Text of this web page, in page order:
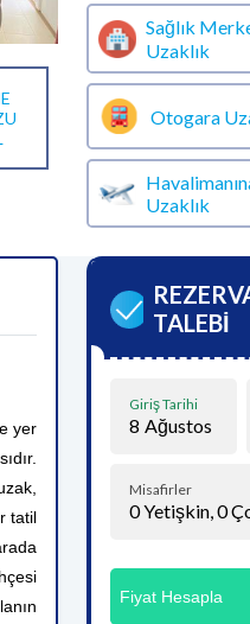
Sağlık
Uzaklık
Otogara
Uzaklık
yer
tatil
TALEBİ
Giriş Tarihi
8 Ağustos
Misafirler
0Yetişkin,0
Fiyat Hesapla